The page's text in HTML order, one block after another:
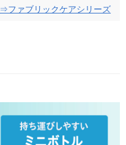
⇒ファブリックケアシリーズ